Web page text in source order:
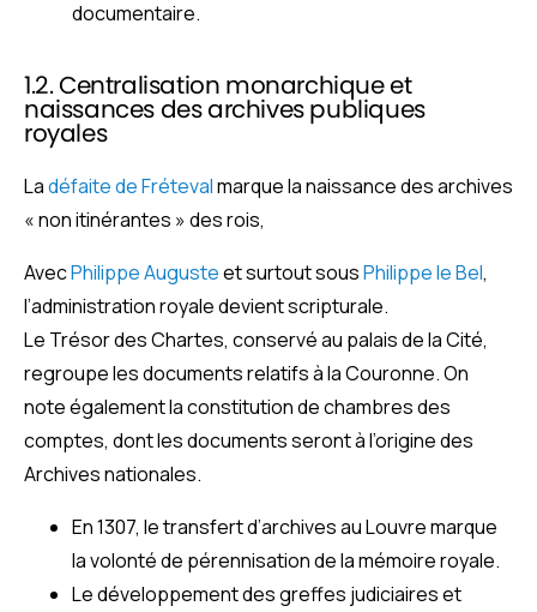
documentaire.
1.2. Centralisation monarchique et
naissances des archives publiques
royales
Ladéfaite de Frétevalmarque la naissance des archives
« non itinérantes » des rois,
AvecPhilippe Augusteet surtout sousPhilippe le Bel,
l’administration royale devient scripturale.
Le Trésor des Chartes, conservé au palais de la Cité,
regroupe les documents relatifs à la Couronne. On
note également la constitution de chambres des
comptes, dont les documents seront à l’origine des
Archives nationales.
En 1307, le transfert d’archives au Louvre marque
la volonté de pérennisation de la mémoire royale.
Le développement des greffes judiciaires et